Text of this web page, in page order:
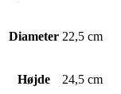
Diameter 22,5 cm
Højde 24,5 cm